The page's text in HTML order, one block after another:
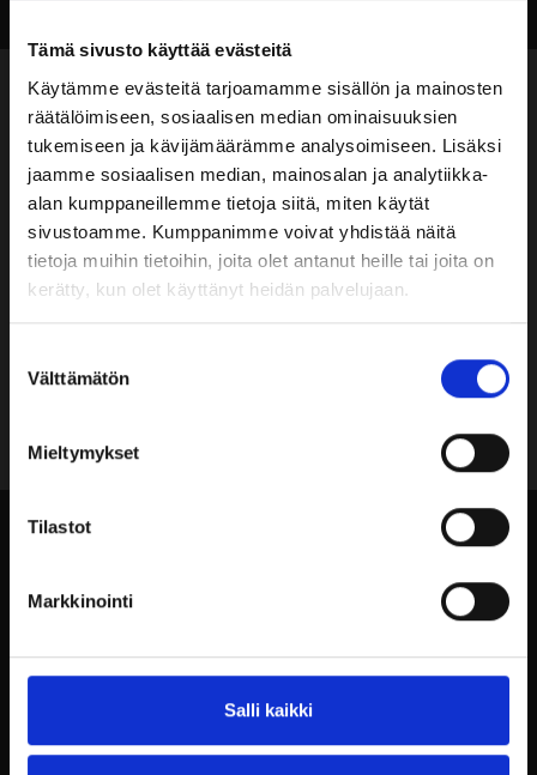
Tämä sivusto käyttää evästeitä
Käytämme evästeitä tarjoamamme sisällön ja mainosten
räätälöimiseen, sosiaalisen median ominaisuuksien
tukemiseen ja kävijämäärämme analysoimiseen. Lisäksi
jaamme sosiaalisen median, mainosalan ja analytiikka-
alan kumppaneillemme tietoja siitä, miten käytät
sivustoamme. Kumppanimme voivat yhdistää näitä
tietoja muihin tietoihin, joita olet antanut heille tai joita on
kerätty, kun olet käyttänyt heidän palvelujaan.
valinta
Välttämätön
Mieltymykset
Tilastot
Markkinointi
Salli kaikki
Tila
Pinta-ala:
600m²
Lisätietoja
Tilassa 200 neliön filmivaneri tanssilattia
Iso Paja
Iso Paja soveltuu suurta tilaa vaativien
tapahtumien ja tilaisuuksien toteuttamiseen.